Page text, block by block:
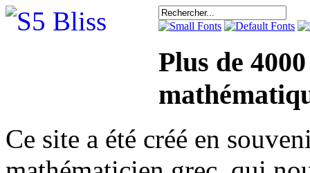
Plus de
Ce site a été créé en